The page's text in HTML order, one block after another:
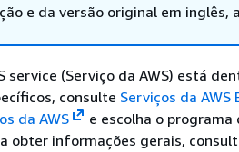
e da versão original em inglês,
service (Serviço da AWS) está
consulte Serviços da AWS
da AWS
e escolha o
obter informações gerais,